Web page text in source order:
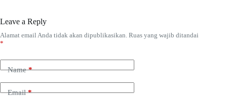
Leave a Reply
Alamat email Anda tidak akan dipublikasikan. Ruas yang wajib ditandai
*
Name*
Email*